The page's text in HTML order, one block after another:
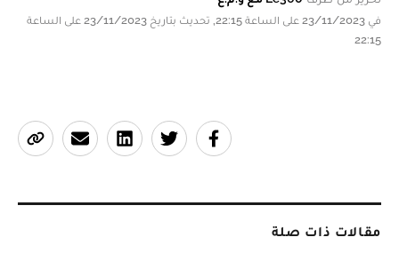
في 23/11/2023 على الساعة 22:15, تحديث بتاريخ 23/11/2023 على الساعة
22:15
مقالات ذات صلة